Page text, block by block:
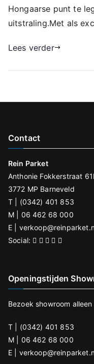
Hongaarse punt te
uitstraling.Met als
Lees verder
Contact
Rein Parket
Anthonie Fokkerstraat
3772 MP Barneveld
T | (0342) 401 853
M | 06 462 68 000
E |
Social:
Openingstijden
Bezoek showroom
T | (0342) 401 853
M | 06 462 68 000
E |